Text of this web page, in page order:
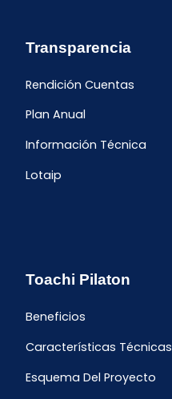
Transparencia
Rendición Cuentas
Plan Anual
Información Técnica
Lotaip
Toachi Pilaton
Beneficios
Características Técnicas
Esquema Del Proyecto